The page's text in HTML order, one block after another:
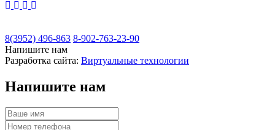
8(3952) 496-863 8-902-763-23-90
Напишите нам
Разработка сайта: Виртуальные технологии
Напишите нам